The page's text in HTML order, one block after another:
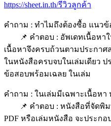
https://sheet.in.th/รีวิวลูกค้า
คำถาม : ทำไมถึงต้องซื้อ แนวข้
📌 คำตอบ : อัพเดทเนื้อหาใ
เนื้อหาจึงครบถ้วนตามประกา
ในหนังสือครบจบในเล่มเดียว
ข้อสอบพร้อมเฉลย ในเล่ม
คำถาม : ในเล่มมีเฉพาะเนื้อห
📌 คำตอบ : หนังสือที่จัดพิม
PDF หรือเล่มหนังสือ จะประก